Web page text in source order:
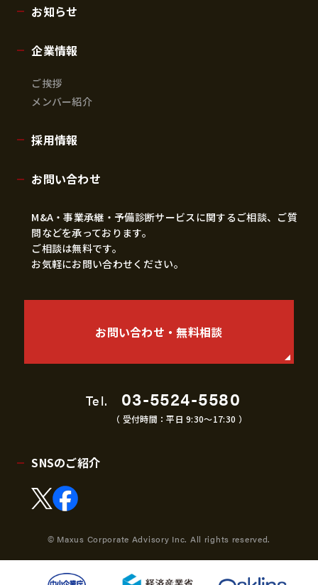
お知らせ
企業情報
ご挨拶
メンバー紹介
採用情報
お問い合わせ
M&A・事業承継・予備診断サービスに関するご相談、ご質
問などを承っております。
ご相談は無料です。
お気軽にお問い合わせください。
お問い合わせ・無料相談
Tel. 03-5524-5580
（ 受付時間：平日 9:30〜17:30 ）
SNSのご紹介
© Maxus Corporate Advisory Inc. All rights reserved.